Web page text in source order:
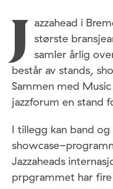
J
azzahead i
største
samler årlig
består av stands,
Sammen med
jazzforum en stand
I tillegg kan band og
showcase-
Jazzaheads
prpgrammet har